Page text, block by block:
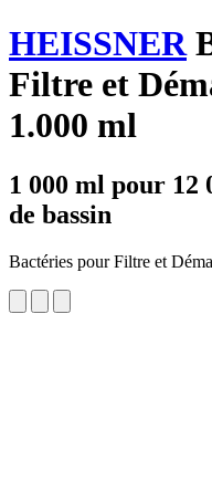
HEISSNER
Filtre et
1.000 ml
1 000 ml pour 12
de bassin
Bactéries pour Filtre et